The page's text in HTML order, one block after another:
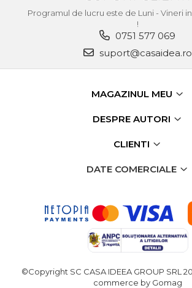
Programul de lucru este de Luni - Vineri
!
0751 577 069
suport@casaidea.ro
MAGAZINUL MEU
DESPRE AUTORI
CLIENTI
DATE COMERCIALE
©Copyright SC CASA IDEEA GROUP SRL
commerce by Gomag